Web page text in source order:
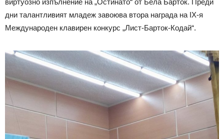
виртуозно изпълнение на „Остинато“ от Бела Барток. Преди
дни талантливият младеж завоюва втора награда на IX-я
Международен клавирен конкурс „Лист-Барток-Кодай“.